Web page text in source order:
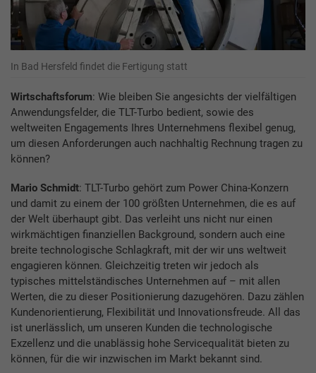
In Bad Hersfeld findet die Fertigung statt
Wirtschaftsforum: Wie bleiben Sie angesichts der vielfältigen
Anwendungsfelder, die TLT-Turbo bedient, sowie des
weltweiten Engagements Ihres Unternehmens flexibel genug,
um diesen Anforderungen auch nachhaltig Rechnung tragen zu
können?
Mario Schmidt: TLT-Turbo gehört zum Power China-Konzern
und damit zu einem der 100 größten Unternehmen, die es auf
der Welt überhaupt gibt. Das verleiht uns nicht nur einen
wirkmächtigen finanziellen Background, sondern auch eine
breite technologische Schlagkraft, mit der wir uns weltweit
engagieren können. Gleichzeitig treten wir jedoch als
typisches mittelständisches Unternehmen auf – mit allen
Werten, die zu dieser Positionierung dazugehören. Dazu zählen
Kundenorientierung, Flexibilität und Innovationsfreude. All das
ist unerlässlich, um unseren Kunden die technologische
Exzellenz und die unablässig hohe Servicequalität bieten zu
können, für die wir inzwischen im Markt bekannt sind.